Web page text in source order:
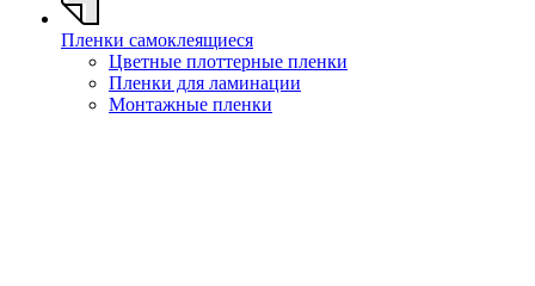
Пленки самоклеящиеся
Цветные плоттерные пленки
Пленки для ламинации
Монтажные пленки